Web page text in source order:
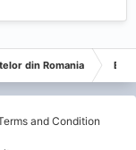
din Romania
and Condition